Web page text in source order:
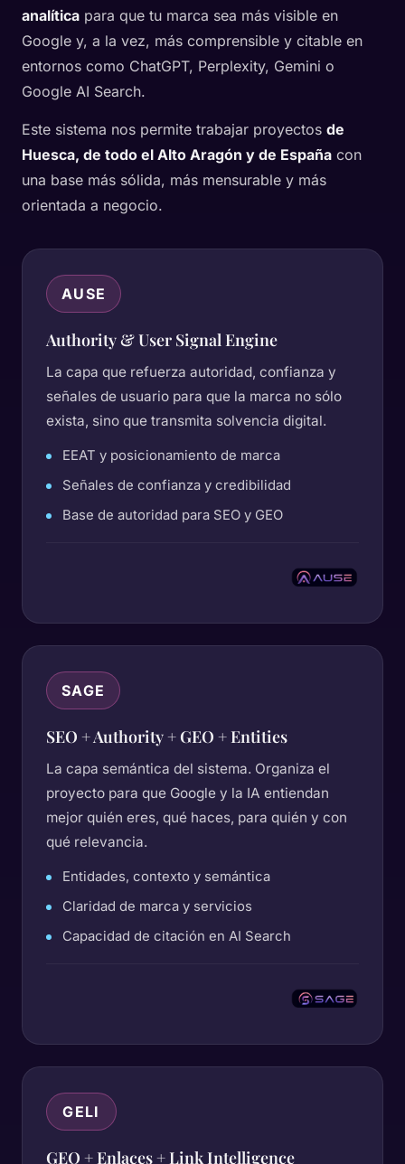
analítica para que tu marca sea más visible en
Google y, a la vez, más comprensible y citable en
entornos como ChatGPT, Perplexity, Gemini o
Google AI Search.
Este sistema nos permite trabajar proyectos de
Huesca, de todo el Alto Aragón y de España con
una base más sólida, más mensurable y más
orientada a negocio.
AUSE
Authority & User Signal Engine
La capa que refuerza autoridad, confianza y
señales de usuario para que la marca no sólo
exista, sino que transmita solvencia digital.
EEAT y posicionamiento de marca
Señales de confianza y credibilidad
Base de autoridad para SEO y GEO
SAGE
SEO + Authority + GEO + Entities
La capa semántica del sistema. Organiza el
proyecto para que Google y la IA entiendan
mejor quién eres, qué haces, para quién y con
qué relevancia.
Entidades, contexto y semántica
Claridad de marca y servicios
Capacidad de citación en AI Search
GELI
GEO + Enlaces + Link Intelligence